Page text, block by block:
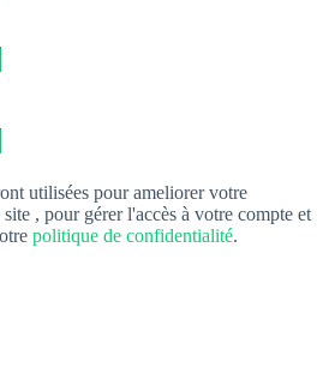
utilisées pour ameliorer votre
, pour gérer l'accès à votre compte et
politique de confidentialité.